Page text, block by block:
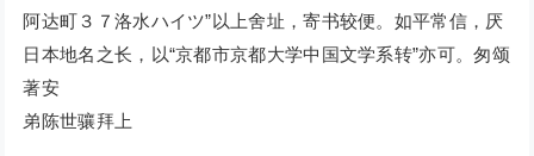
阿达町３７洛水ハイツ”以上舍址，寄书较便。如平常信，厌
日本地名之长，以“京都市京都大学中国文学系转”亦可。匆颂
著安
弟陈世骧拜上